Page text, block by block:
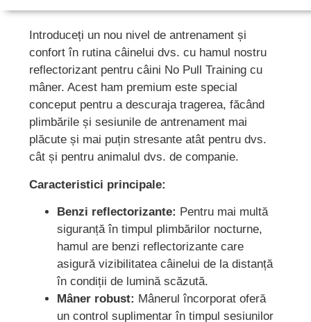
Introduceți un nou nivel de antrenament și
confort în rutina câinelui dvs. cu hamul nostru
reflectorizant pentru câini No Pull Training cu
mâner. Acest ham premium este special
conceput pentru a descuraja tragerea, făcând
plimbările și sesiunile de antrenament mai
plăcute și mai puțin stresante atât pentru dvs.
cât și pentru animalul dvs. de companie.
Caracteristici principale:
Benzi reflectorizante: Pentru mai multă
siguranță în timpul plimbărilor nocturne,
hamul are benzi reflectorizante care
asigură vizibilitatea câinelui de la distanță
în condiții de lumină scăzută.
Mâner robust: Mânerul încorporat oferă
un control suplimentar în timpul sesiunilor